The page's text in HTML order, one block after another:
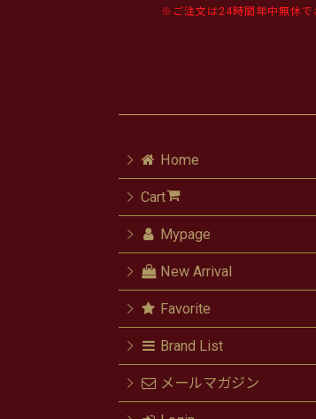
※ご注文は24時間年中無休で
Home
Cart
Mypage
New Arrival
Favorite
Brand List
メールマガジン